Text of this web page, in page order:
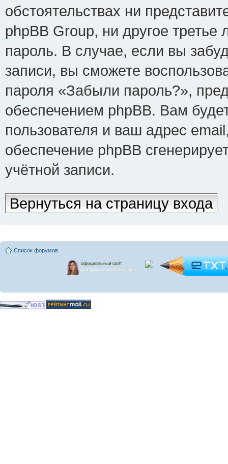
обстоятельствах ни
phpBB Group, ни другое
пароль. В случае, если вы
записи, вы сможете
пароля «Забыли пароль?»,
обеспечением phpBB. Вам
пользователя и ваш адрес
обеспечение phpBB
учётной записи.
Вернуться на страницу входа
Список форумов